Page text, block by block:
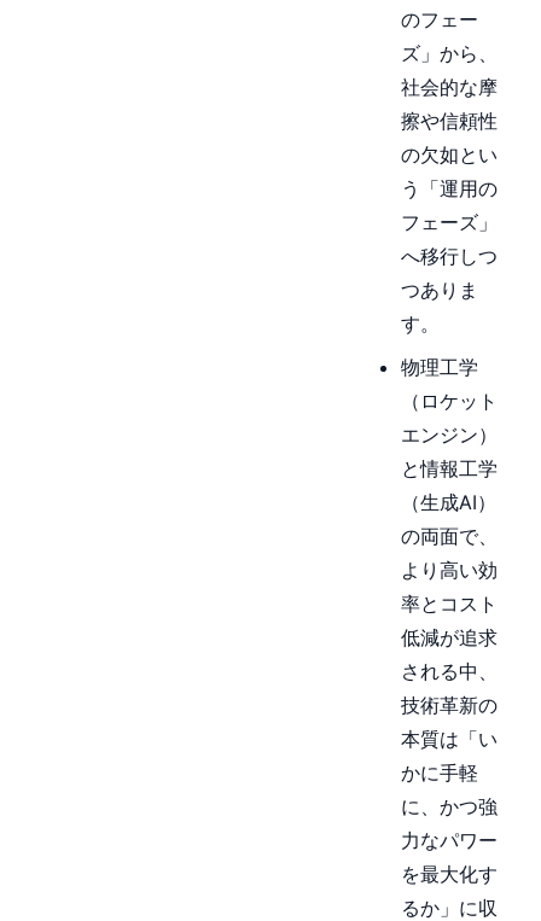
のフェー
ズ」から、
社会的な摩
擦や信頼性
の欠如とい
う「運用の
フェーズ」
へ移行しつ
つありま
す。
物理工学
（ロケット
エンジン）
と情報工学
（生成AI）
の両面で、
より高い効
率とコスト
低減が追求
される中、
技術革新の
本質は「い
かに手軽
に、かつ強
力なパワー
を最大化す
るか」に収